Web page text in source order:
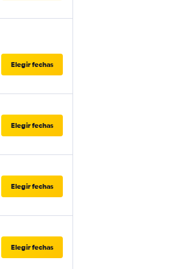
Elegir fechas
Elegir fechas
Elegir fechas
Elegir fechas